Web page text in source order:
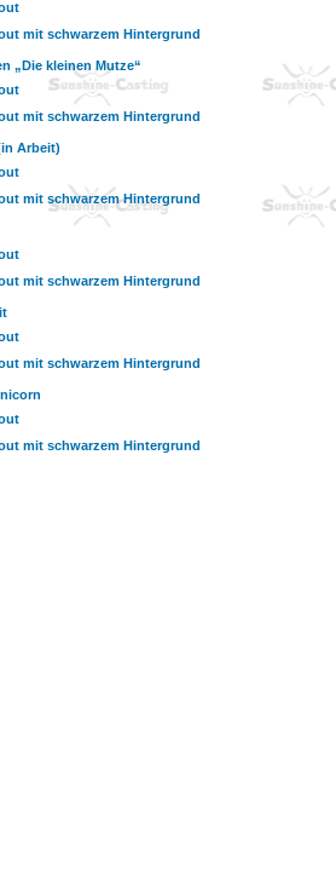
mit schwarzem Hintergrund
„Die kleinen Mutze“
mit schwarzem Hintergrund
Arbeit)
mit schwarzem Hintergrund
mit schwarzem Hintergrund
mit schwarzem Hintergrund
mit schwarzem Hintergrund